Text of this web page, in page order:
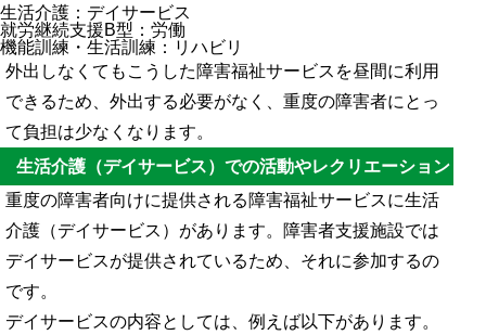
生活介護：デイサービス
就労継続支援B型：労働
機能訓練・生活訓練：リハビリ
外出しなくてもこうした障害福祉サービスを昼間に利用
できるため、外出する必要がなく、重度の障害者にとっ
て負担は少なくなります。
生活介護（デイサービス）での活動やレクリエーション
重度の障害者向けに提供される障害福祉サービスに生活
介護（デイサービス）があります。障害者支援施設では
デイサービスが提供されているため、それに参加するの
です。
デイサービスの内容としては、例えば以下があります。